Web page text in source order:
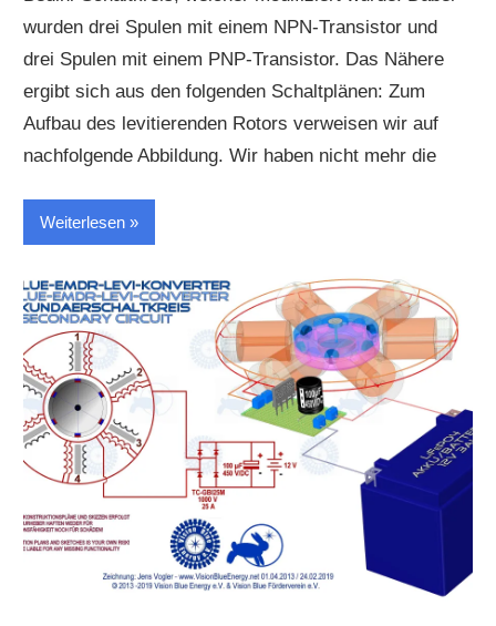
wurden drei Spulen mit einem NPN-Transistor und
drei Spulen mit einem PNP-Transistor. Das Nähere
ergibt sich aus den folgenden Schaltplänen: Zum
Aufbau des levitierenden Rotors verweisen wir auf
nachfolgende Abbildung. Wir haben nicht mehr die
Weiterlesen